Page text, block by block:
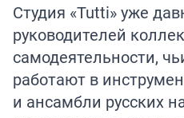
Студия «Tutti» уже
руководителей
самодеятельности,
работают в
и ансамбли русских